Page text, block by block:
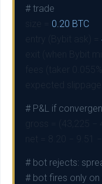
# trade
0.20 BTC
# P&L if
# bot rejects:
# bot fires only on